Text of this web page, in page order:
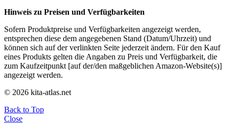
Hinweis zu Preisen und Verfügbarkeiten
Sofern Produktpreise und Verfügbarkeiten angezeigt werden,
entsprechen diese dem angegebenen Stand (Datum/Uhrzeit) und
können sich auf der verlinkten Seite jederzeit ändern. Für den Kauf
eines Produkts gelten die Angaben zu Preis und Verfügbarkeit, die
zum Kaufzeitpunkt [auf der/den maßgeblichen Amazon-Website(s)]
angezeigt werden.
© 2026 kita-atlas.net
Back to Top
Close